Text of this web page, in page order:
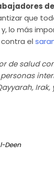
que
lo más
el
de salud
Irak,
Deen